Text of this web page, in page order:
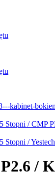
Stopni / CMP
Stopni /
/